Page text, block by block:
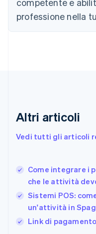
competente e
professione nella
Altri articoli
Vedi tutti gli articoli
Come integrare i
che le attività
Sistemi POS:
un'attività in
Link di
Croazia
English
Danimarca
English
FrançaisEnglish
DeutschEnglish
Gibilterra
Grecia
English
India
Irlanda